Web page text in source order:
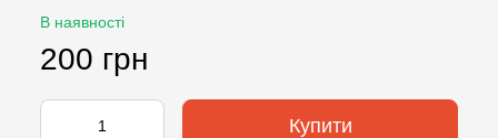
В наявності
200 грн
Купити